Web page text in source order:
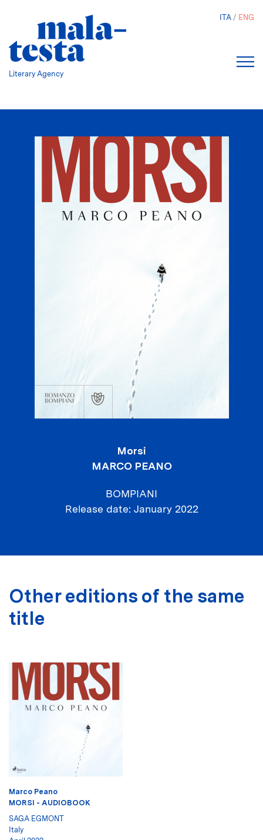
Literary Agency
ITA ENG
Morsi
MARCO PEANO
BOMPIANI
Release date January 2022
Other editions of the same
title
Marco Peano
MORSI - AUDIOBOOK
SAGA EGMONT
Italy